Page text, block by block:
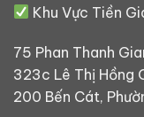
Khu Vực Tiền
75 Phan Thanh
323c Lê Thị Hồng
200 Bến Cát,